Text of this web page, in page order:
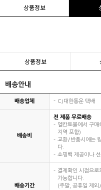
상품정보
상품정보
배송안내
배송업체 CJ대한통운 택배
배송비
전 제품 무료배송
엘칸토몰에서 구
지역 포함)
교환/반품시에는
다.
쇼핑백 제공이나
배송기간
결제확인 시점으
가능합니다.
(주말, 공휴일 제